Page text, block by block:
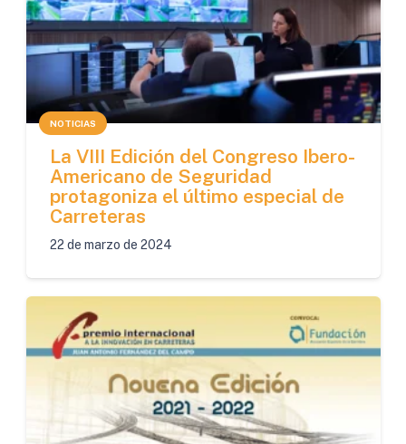
NOTICIAS
La VIII Edición del Congreso Ibero-
Americano de Seguridad
protagoniza el último especial de
Carreteras
22 de marzo de 2024